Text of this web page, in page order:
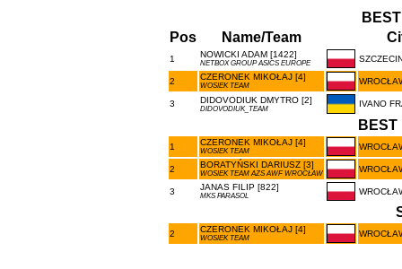
Pos
Name/Team
1 NOWICKI ADAM [1422]
NETBOX GROUP ASICS EUROPE
2 CZERONEK MIKOŁAJ [4]
WOSIEK TEAM
3 DIDOVODIUK DMYTRO [2]
DIDOVODIUK_TEAM
IVANO
BEST
1 CZERONEK MIKOŁAJ [4]
WOSIEK TEAM
2 BORATYŃSKI DARIUSZ [3]
WOSIEK TEAM AZS AWF WROCŁAW
3 JANAS FILIP [822]
MKS PARASOL
2 CZERONEK MIKOŁAJ [4]
WOSIEK TEAM